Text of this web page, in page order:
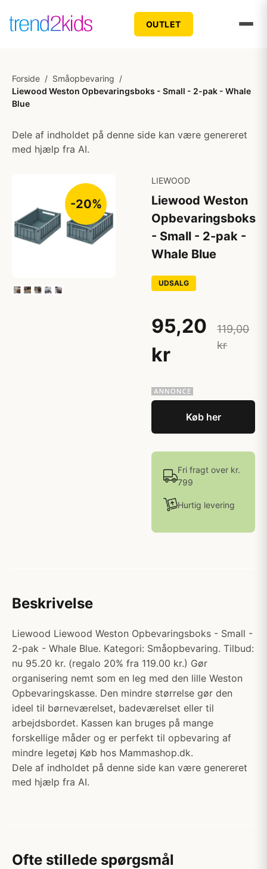
OUTLET
Forside / Småopbevaring /
Liewood Weston Opbevaringsboks - Small - 2-pak - Whale
Blue
Dele af indholdet på denne side kan være genereret
med hjælp fra AI.
-20%
LIEWOOD
Liewood Weston
Opbevaringsboks
- Small - 2-pak -
Whale Blue
UDSALG
95,20
kr
119,00
kr
Køb her
Fri fragt over kr.
799
Hurtig levering
Beskrivelse
Liewood Liewood Weston Opbevaringsboks - Small -
2-pak - Whale Blue. Kategori: Småopbevaring. Tilbud:
nu 95.20 kr. (regalo 20% fra 119.00 kr.) Gør
organisering nemt som en leg med den lille Weston
Opbevaringskasse. Den mindre størrelse gør den
ideel til børneværelset, badeværelset eller til
arbejdsbordet. Kassen kan bruges på mange
forskellige måder og er perfekt til opbevaring af
mindre legetøj Køb hos Mammashop.dk.
Dele af indholdet på denne side kan være genereret
med hjælp fra AI.
Ofte stillede spørgsmål